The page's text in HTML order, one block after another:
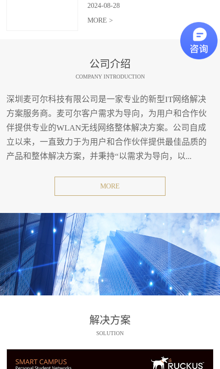
2024-08-28
MORE >
公司介绍
COMPANY INTRODUCTION
深圳麦可尔科技有限公司是一家专业的新型IT网络解决
方案服务商。麦可尔客户需求为导向，为用户和合作伙
伴提供专业的WLAN无线网络整体解决方案。公司自成
立以来，一直致力于为用户和合作伙伴提供最佳品质的
产品和整体解决方案，并秉持“以需求为导向，以...
MORE
解决方案
SOLUTION